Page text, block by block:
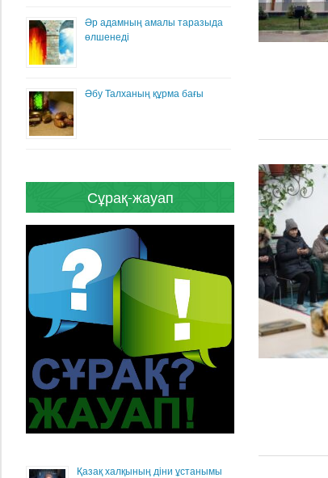
Әр адамның амалы таразыда
өлшенеді
Әбу Талханың құрма бағы
Сұрақ-жауап
Қазақ халқының діни ұстанымы